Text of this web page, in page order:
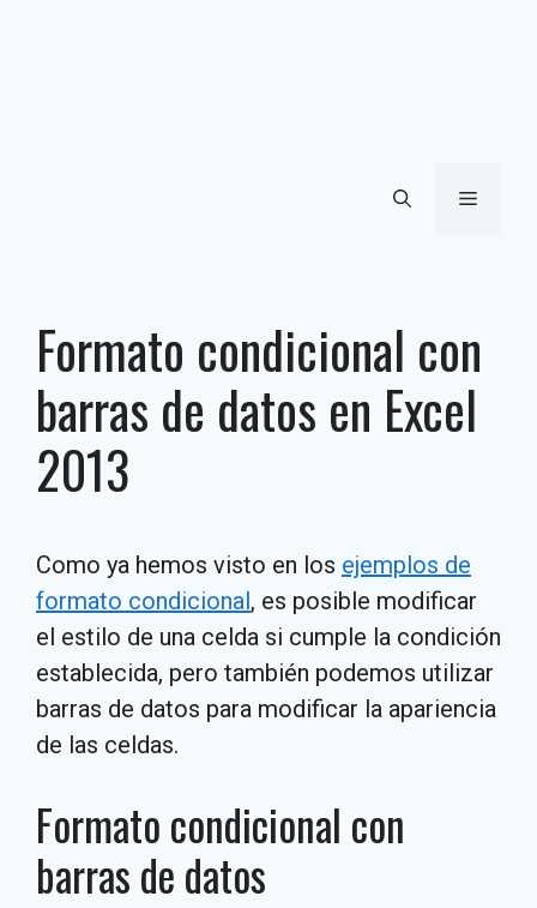
Menú
Formato condicional con
barras de datos en Excel
2013
Como ya hemos visto en los ejemplos de
formato condicional, es posible modificar
el estilo de una celda si cumple la condición
establecida, pero también podemos utilizar
barras de datos para modificar la apariencia
de las celdas.
Formato condicional con
barras de datos